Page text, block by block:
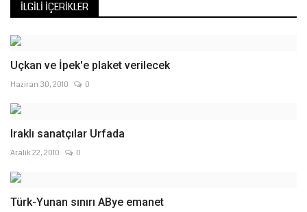
İLGILI İÇERIKLER
Uçkan ve İpek'e plaket verilecek
Haziran 30, 2010 0
Iraklı sanatçılar Urfada
Aralık 22, 2010 0
Türk-Yunan sınırı ABye emanet